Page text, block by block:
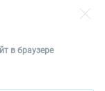
в браузере